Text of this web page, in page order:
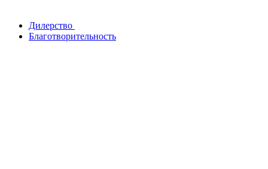
Дилерство
Благотворительность